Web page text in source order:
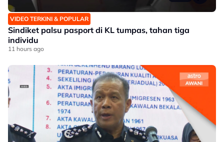
VIDEO TERKINI & POPULAR
Sindiket palsu pasport di KL tumpas, tahan tiga
individu
11 hours ago